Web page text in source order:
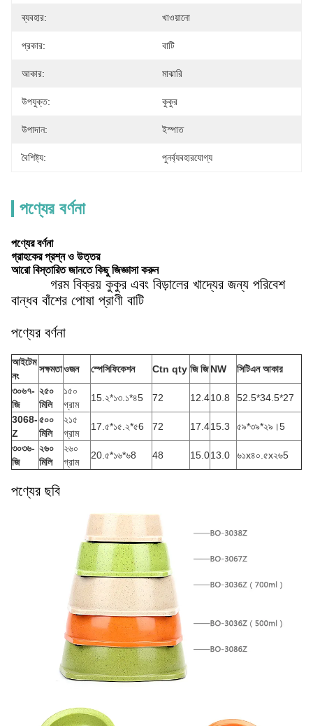
ব্যবহার: খাওয়ানো
প্রকার: বাটি
আকার: মাঝারি
উপযুক্ত: কুকুর
উপাদান: ইস্পাত
বৈশিষ্ট্য: পুনর্ব্যবহারযোগ্য
পণ্যের বর্ণনা
পণ্যের বর্ণনা
গ্রাহকের প্রশ্ন ও উত্তর
আরো বিস্তারিত জানতে কিছু জিজ্ঞাসা করুন
গরম বিক্রয় কুকুর এবং বিড়ালের খাদ্যের জন্য পরিবেশ
বান্ধব বাঁশের পোষা প্রাণী বাটি
পণ্যের বর্ণনা
আইটেম
নং
সক্ষমতাওজন স্পেসিফিকেশন Ctn qty জি জি NW
সিটিএন আকার
৩০৬৭-
জি
২৫০
মিলি
১৫০
গ্রাম
15.২*১৩.১*৪5 72 12.410.8
52.5*34.5*27
3068-
Z
৫০০
মিলি
২১৫
গ্রাম
17.৫*১৫.২*৫6 72 17.415.3
৫৯*৩৯*২৯।5
৩০৩৬-
জি
২৬০
মিলি
২৬০
গ্রাম
20.৫*১৬*৬8 48 15.013.0 ৬১x৪০.৫x২৬5
পণ্যের ছবি